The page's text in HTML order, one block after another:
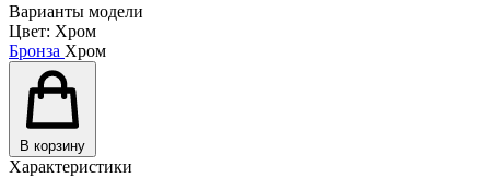
Варианты модели
Цвет: Хром
Бронза Хром
В корзину
Характеристики